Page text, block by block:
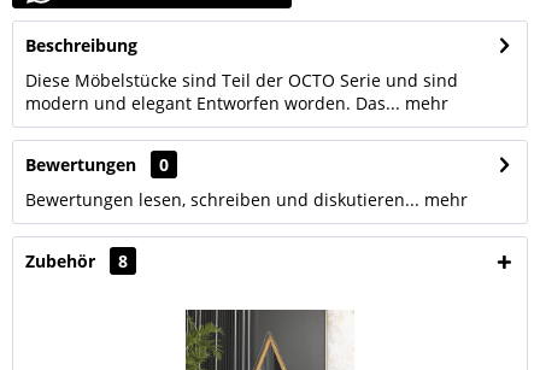
Beschreibung
Diese Möbelstücke sind Teil der OCTO Serie und sind
modern und elegant Entworfen worden. Das... mehr
Bewertungen
0
Bewertungen lesen, schreiben und diskutieren... mehr
Zubehör 8